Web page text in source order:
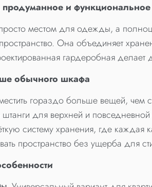
и
местом для одежды, а
Она объединяет
гардеробная
обычного шкафа
гораздо больше вещей,
для верхней и
систему хранения, где
пространство без ущерба для